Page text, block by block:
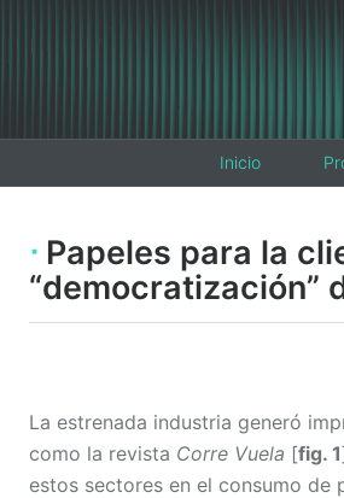
Inicio
Papeles para la
“democratización”
La estrenada industria generó
como la revista Corre Vuela [fig. 1
estos sectores en el consumo de